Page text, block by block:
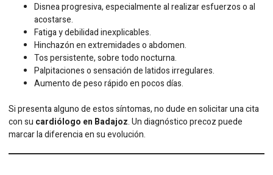
Disnea progresiva, especialmente al realizar esfuerzos o al
acostarse.
Fatiga y debilidad inexplicables.
Hinchazón en extremidades o abdomen.
Tos persistente, sobre todo nocturna.
Palpitaciones o sensación de latidos irregulares.
Aumento de peso rápido en pocos días.
Si presenta alguno de estos síntomas, no dude en solicitar una cita
con su cardiólogo en Badajoz. Un diagnóstico precoz puede
marcar la diferencia en su evolución.